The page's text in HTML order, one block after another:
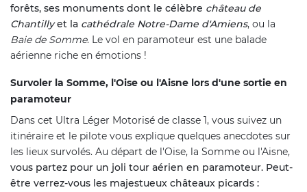
forêts, ses monuments dont le célèbre château de
Chantillyet la cathédrale Notre-Dame d'Amiens, ou la
Baie de Somme. Le vol en paramoteur est une balade
aérienne riche en émotions !
Survoler la Somme, l'Oise ou l'Aisne lors d'une sortie en
paramoteur
Dans cet Ultra Léger Motorisé de classe 1, vous suivez un
itinéraire et le pilote vous explique quelques anecdotes sur
les lieux survolés. Au départ de l'Oise, la Somme ou l'Aisne,
vous partez pour un joli tour aérien en paramoteur. Peut-
être verrez-vous les majestueux châteaux picards :